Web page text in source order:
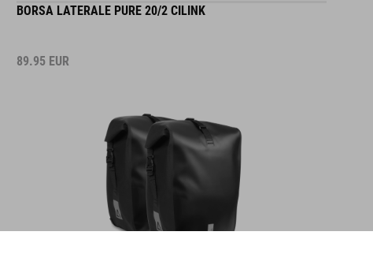
BORSA LATERALE PURE 20/2 CILINK
89.95 EUR